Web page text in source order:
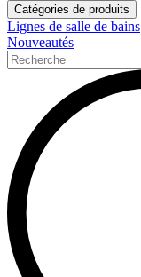
Catégories de produits
Lignes de salle de bains
Nouveautés